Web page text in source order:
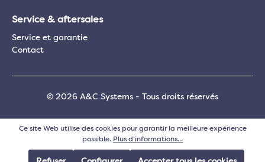
Service & aftersales
Service et garantie
Contact
© 2026 A&C Systems - Tous droits réservés
Ce site Web utilise des cookies pour garantir la meilleure expérience
possible. Plus d'informations...